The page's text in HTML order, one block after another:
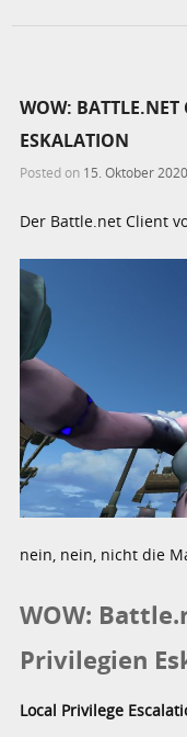
WOW: BATTLE.NET
ESKALATION
Posted on 15. Oktober 2020
Der Battle.net Client
nein, nein, nicht die
WOW:
Privilegien
Local Privilege